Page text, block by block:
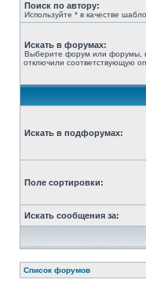
Поиск по автору:
Используйте * в качестве
Искать в форумах:
Выберите форум или форумы, в
отключили соответствующую
Искать в подфорумах:
Поле сортировки:
Искать сообщения за:
Список форумов